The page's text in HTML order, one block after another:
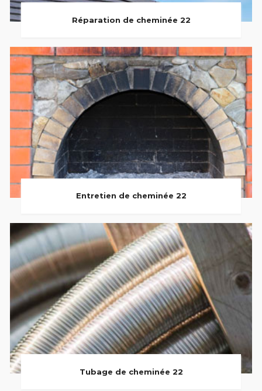
Réparation de cheminée 22
Entretien de cheminée 22
Tubage de cheminée 22